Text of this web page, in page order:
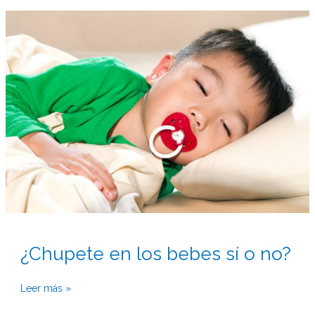
¿Chupete en los bebes sí o no?
en
los
bebes
sí
o
no?
Leer más »